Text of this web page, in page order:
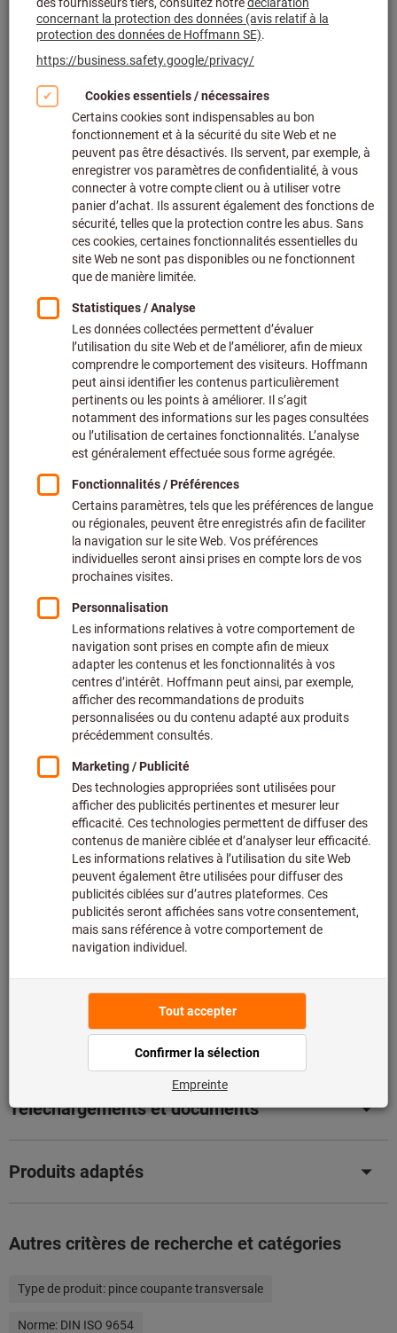
Cliquer pour agrandir l’image
Prix par 1 Unité
+ TVA en vigueur
Prix et frais de livraison
Prix personnalisés pour les clients professionnels après
connexion.
Quantité
Ajouter au panier
Délai de livraison estimé : 1 à 2 semaines
Expédition de la livraison
Veuillez noter le délai de livraison et les conseils
limités:
Nous commandons cet article pour vous directement
chez le fabricant, car il ne fait pas partie de notre
assortiment principal et n’est donc pas en stock chez
nous.Infos
Ajouter à la liste de favoris Partager l’article
Détails du produit
Téléchargements et documents
Produits adaptés
Autres critères de recherche et catégories
Type de produit: pince coupante transversale
Norme: DIN ISO 9654